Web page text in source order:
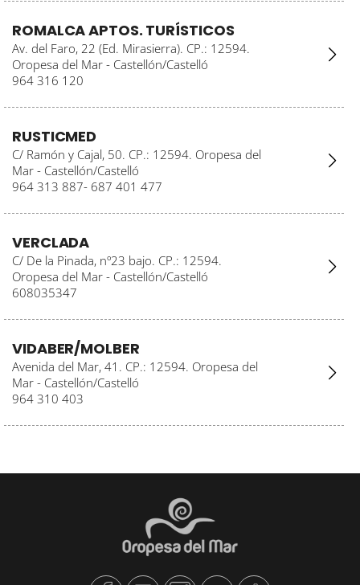
ROMALCA APTOS. TURÍSTICOS
Av. del Faro, 22 (Ed. Mirasierra). CP.: 12594.
Oropesa del Mar - Castellón/Castelló
964 316 120
RUSTICMED
C/ Ramón y Cajal, 50. CP.: 12594. Oropesa del
Mar - Castellón/Castelló
964 313 887- 687 401 477
VERCLADA
C/ De la Pinada, nº23 bajo. CP.: 12594.
Oropesa del Mar - Castellón/Castelló
608035347
VIDABER/MOLBER
Avenida del Mar, 41. CP.: 12594. Oropesa del
Mar - Castellón/Castelló
964 310 403